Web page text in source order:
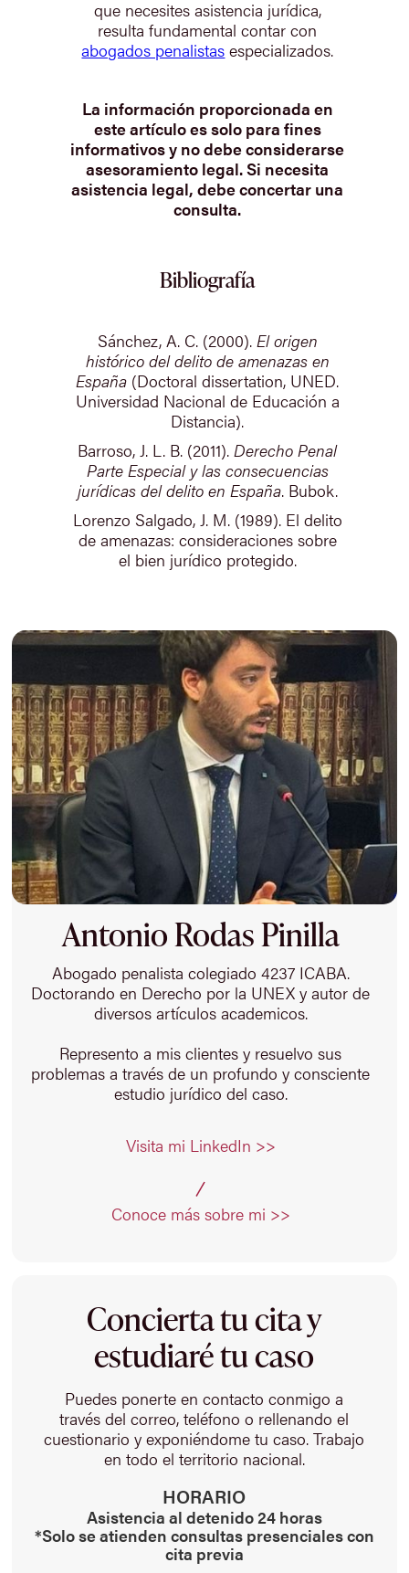
que necesites asistencia jurídica,
resulta fundamental contar con
abogados penalistas especializados.
La información proporcionada en
este artículo es solo para fines
informativos y no debe considerarse
asesoramiento legal. Si necesita
asistencia legal, debe concertar una
consulta.
Bibliografía
Sánchez, A. C. (2000). El origen
histórico del delito de amenazas en
España (Doctoral dissertation, UNED.
Universidad Nacional de Educación a
Distancia).
Barroso, J. L. B. (2011).Derecho Penal
Parte Especial y las consecuencias
jurídicas del delito en España. Bubok.
Lorenzo Salgado, J. M. (1989). El delito
de amenazas: consideraciones sobre
el bien jurídico protegido.
Antonio Rodas Pinilla
Abogado penalista colegiado 4237 ICABA.
Doctorando en Derecho por la UNEX y autor de
diversos artículos academicos.
Represento a mis clientes y resuelvo sus
problemas a través de un profundo y consciente
estudio jurídico del caso.
Visita mi LinkedIn >>
Conoce más sobre mi >>
Concierta tu cita y
estudiaré tu caso
Puedes ponerte en contacto conmigo a
través del correo, teléfono o rellenando el
cuestionario y exponiéndome tu caso. Trabajo
en todo el territorio nacional.
HORARIO
Asistencia al detenido 24 horas
*Solo se atienden consultas presenciales con
cita previa